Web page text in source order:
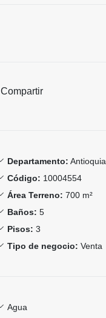
Compartir
Departamento: Antioquia
Código: 10004554
Área Terreno: 700 m²
Baños: 5
Pisos: 3
Tipo de negocio: Venta
Agua